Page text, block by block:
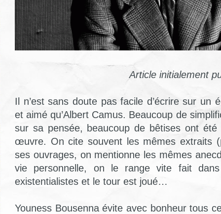
Article initialement
Il n’est sans doute pas facile d’écrire sur un
et aimé qu’Albert Camus. Beaucoup de
sur sa pensée, beaucoup de bêtises ont été
œuvre. On cite souvent les mêmes extraits
ses ouvrages, on mentionne les mêmes
vie personnelle, on le range vite fait
existentialistes et le tour est joué…
Youness Bousenna évite avec bonheur tous